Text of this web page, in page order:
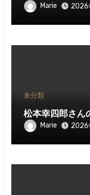
Marie 2026
未分類
松本幸四郎さん
Marie 2026